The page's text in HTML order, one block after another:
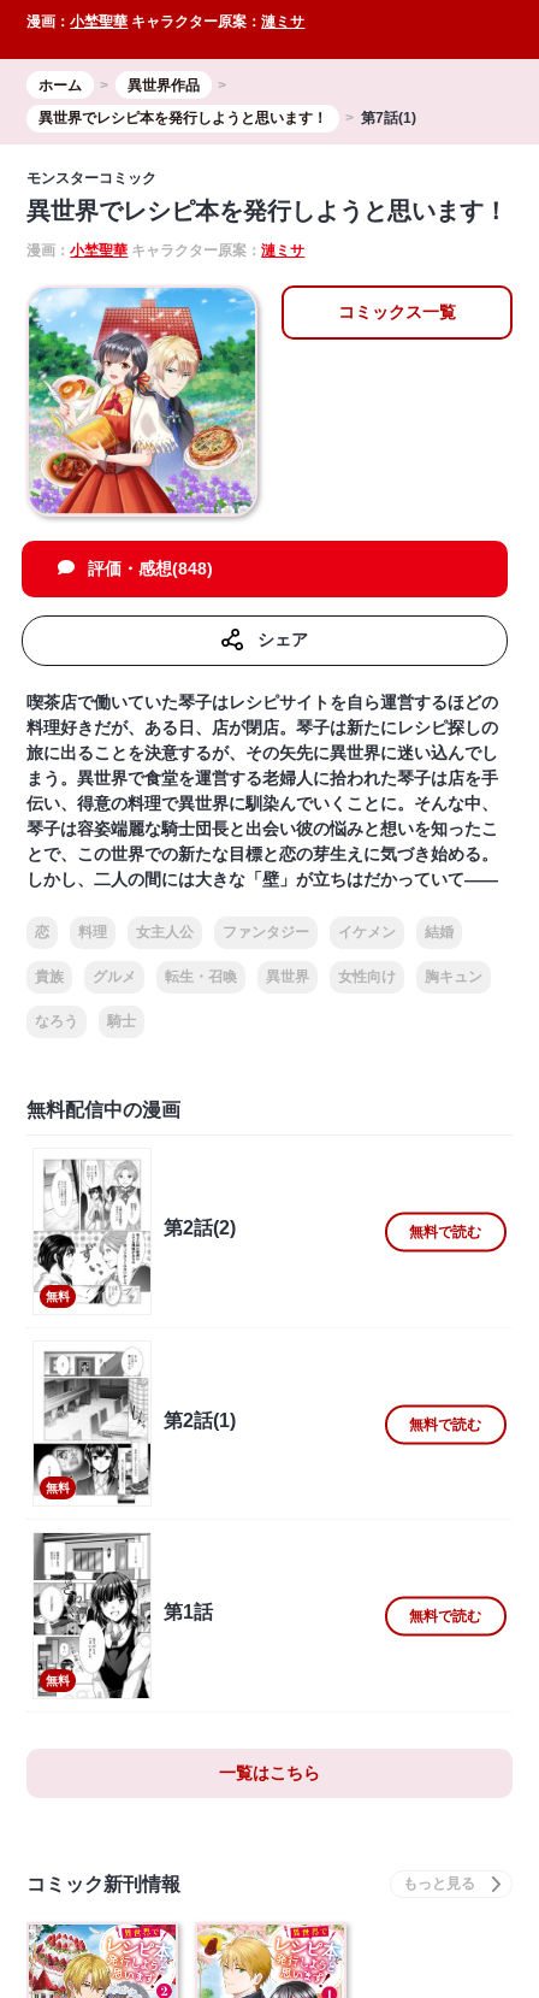
漫画：小埜聖華 キャラクター原案：漣ミサ
ホーム
異世界作品
異世界でレシピ本を発行しようと思います！
第7話(1)
モンスターコミック
異世界でレシピ本を発行しようと思います！
漫画：小埜聖華 キャラクター原案：漣ミサ
コミックス一覧
評価・感想(848)
シェア
喫茶店で働いていた琴子はレシピサイトを自ら運営するほどの
料理好きだが、ある日、店が閉店。琴子は新たにレシピ探しの
旅に出ることを決意するが、その矢先に異世界に迷い込んでし
まう。異世界で食堂を運営する老婦人に拾われた琴子は店を手
伝い、得意の料理で異世界に馴染んでいくことに。そんな中、
琴子は容姿端麗な騎士団長と出会い彼の悩みと想いを知ったこ
とで、この世界での新たな目標と恋の芽生えに気づき始める。
しかし、二人の間には大きな「壁」が立ちはだかっていて――
恋 料理 女主人公 ファンタジー イケメン 結婚
貴族 グルメ 転生・召喚 異世界 女性向け 胸キュン
なろう 騎士
無料配信中の漫画
無料
第2話(2) 無料で読む
無料
第2話(1) 無料で読む
無料
第1話 無料で読む
一覧はこちら
コミック新刊情報